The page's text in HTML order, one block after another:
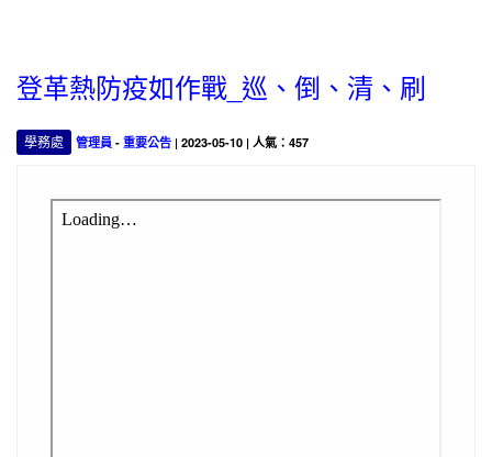
登革熱防疫如作戰_巡、倒、清、刷
學務處 管理員 -重要公告 | 2023-05-10 | 人氣：457